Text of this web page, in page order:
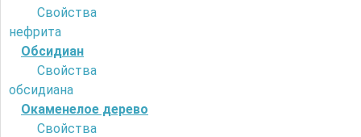
Свойства
нефрита
Обсидиан
Свойства
обсидиана
Окаменелое дерево
Свойства